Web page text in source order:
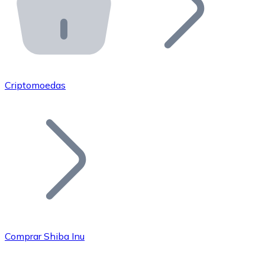
API Bitnovo
Integre nossa API no seu ecossistema.
Junte-se à nossa rede de revendedores e comercialize
Adicione o token do seu projeto ao nosso serviço de
Criptomoedas
Comprar Shiba Inu